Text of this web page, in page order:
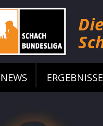
NEWS ERGEBNISSE